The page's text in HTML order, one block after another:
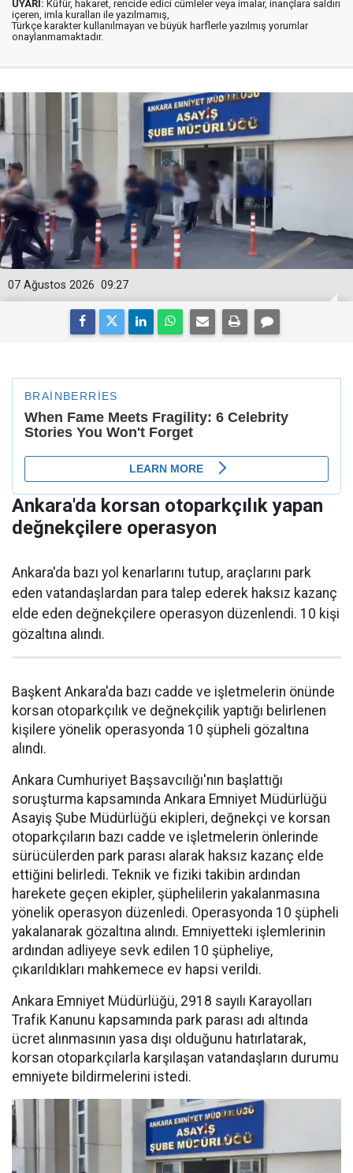
UYARI: Küfür, hakaret, rencide edici cümleler veya imalar, inançlara saldırı
içeren, imla kuralları ile yazılmamış,
Türkçe karakter kullanılmayan ve büyük harflerle yazılmış yorumlar
onaylanmamaktadır.
09:27
07 Ağustos 2026
Ankara'da korsan otoparkçılık yapan
değnekçilere operasyon
Ankara'da bazı yol kenarlarını tutup, araçlarını park
eden vatandaşlardan para talep ederek haksız kazanç
elde eden değnekçilere operasyon düzenlendi. 10 kişi
gözaltına alındı.
Başkent Ankara'da bazı cadde ve işletmelerin önünde
korsan otoparkçılık ve değnekçilik yaptığı belirlenen
kişilere yönelik operasyonda 10 şüpheli gözaltına
alındı.
Ankara Cumhuriyet Başsavcılığı'nın başlattığı
soruşturma kapsamında Ankara Emniyet Müdürlüğü
Asayiş Şube Müdürlüğü ekipleri, değnekçi ve korsan
otoparkçıların bazı cadde ve işletmelerin önlerinde
sürücülerden park parası alarak haksız kazanç elde
ettiğini belirledi. Teknik ve fiziki takibin ardından
harekete geçen ekipler, şüphelilerin yakalanmasına
yönelik operasyon düzenledi. Operasyonda 10 şüpheli
yakalanarak gözaltına alındı. Emniyetteki işlemlerinin
ardından adliyeye sevk edilen 10 şüpheliye,
çıkarıldıkları mahkemece ev hapsi verildi.
Ankara Emniyet Müdürlüğü, 2918 sayılı Karayolları
Trafik Kanunu kapsamında park parası adı altında
ücret alınmasının yasa dışı olduğunu hatırlatarak,
korsan otoparkçılarla karşılaşan vatandaşların durumu
emniyete bildirmelerini istedi.